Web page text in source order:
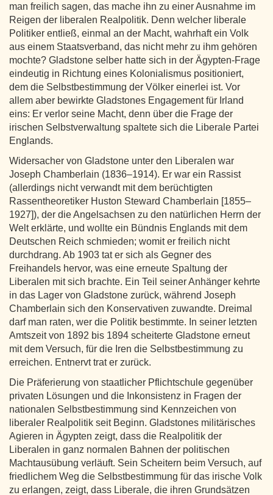
man freilich sagen, das mache ihn zu einer Ausnahme im
Reigen der liberalen Realpolitik. Denn welcher liberale
Politiker entließ, einmal an der Macht, wahrhaft ein Volk
aus einem Staatsverband, das nicht mehr zu ihm gehören
mochte? Gladstone selber hatte sich in der Ägypten-Frage
eindeutig in Richtung eines Kolonialismus positioniert,
dem die Selbstbestimmung der Völker einerlei ist. Vor
allem aber bewirkte Gladstones Engagement für Irland
eins: Er verlor seine Macht, denn über die Frage der
irischen Selbstverwaltung spaltete sich die Liberale Partei
Englands.
Widersacher von Gladstone unter den Liberalen war
Joseph Chamberlain (1836–1914). Er war ein Rassist
(allerdings nicht verwandt mit dem berüchtigten
Rassentheoretiker Huston Steward Chamberlain [1855–
1927]), der die Angelsachsen zu den natürlichen Herrn der
Welt erklärte, und wollte ein Bündnis Englands mit dem
Deutschen Reich schmieden; womit er freilich nicht
durchdrang. Ab 1903 tat er sich als Gegner des
Freihandels hervor, was eine erneute Spaltung der
Liberalen mit sich brachte. Ein Teil seiner Anhänger kehrte
in das Lager von Gladstone zurück, während Joseph
Chamberlain sich den Konservativen zuwandte. Dreimal
darf man raten, wer die Politik bestimmte. In seiner letzten
Amtszeit von 1892 bis 1894 scheiterte Gladstone erneut
mit dem Versuch, für die Iren die Selbstbestimmung zu
erreichen. Entnervt trat er zurück.
Die Präferierung von staatlicher Pflichtschule gegenüber
privaten Lösungen und die Inkonsistenz in Fragen der
nationalen Selbstbestimmung sind Kennzeichen von
liberaler Realpolitik seit Beginn. Gladstones militärisches
Agieren in Ägypten zeigt, dass die Realpolitik der
Liberalen in ganz normalen Bahnen der politischen
Machtausübung verläuft. Sein Scheitern beim Versuch, auf
friedlichem Weg die Selbstbestimmung für das irische Volk
zu erlangen, zeigt, dass Liberale, die ihren Grundsätzen